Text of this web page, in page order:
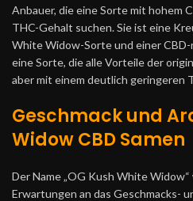
Anbauer, die eine Sorte mit hohem
THC-Gehalt suchen. Sie ist eine
White Widow-Sorte und einer
eine Sorte, die alle Vorteile der
aber mit einem deutlich geringeren
Geschmack und
Widow CBD Samen
Der Name „OG Kush White
Erwartungen an das Geschmacks-